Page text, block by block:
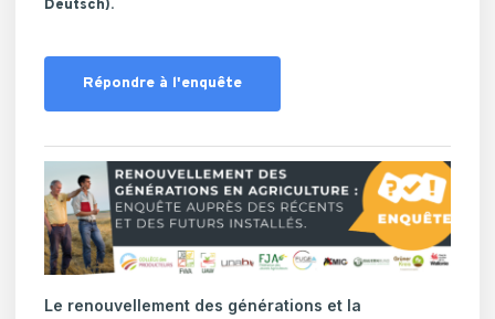
Deutsch).
Répondre à l'enquête
Le renouvellement des générations et la